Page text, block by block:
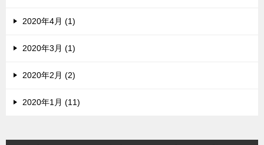
2020年4月 (1)
2020年3月 (1)
2020年2月 (2)
2020年1月 (11)